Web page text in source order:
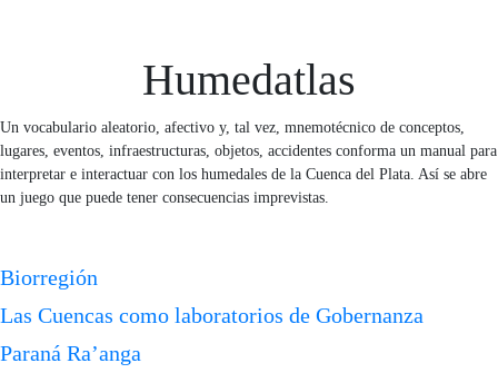
Humedatlas
Un vocabulario aleatorio, afectivo y, tal vez, mnemotécnico de conceptos,
lugares, eventos, infraestructuras, objetos, accidentes conforma un manual para
interpretar e interactuar con los humedales de la Cuenca del Plata. Así se abre
un juego que puede tener consecuencias imprevistas.
Biorregión
Las Cuencas como laboratorios de Gobernanza
Paraná Ra’anga